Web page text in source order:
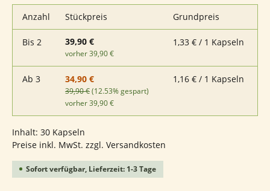
Anzahl Stückpreis Grundpreis
Bis 2 39,90 €
vorher 39,90 €
1,33 € / 1 Kapseln
Ab 3 34,90 €
39,90 €(12.53% gespart)
vorher 39,90 €
1,16 € / 1 Kapseln
Inhalt: 30 Kapseln
Preise inkl. MwSt. zzgl. Versandkosten
Sofort verfügbar, Lieferzeit: 1-3 Tage